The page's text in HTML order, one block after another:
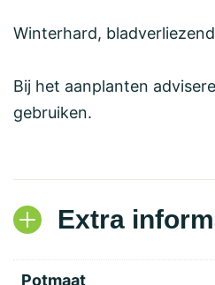
Winterhard, bladverliezend
Bij het aanplanten
gebruiken.
Extra
Potmaat